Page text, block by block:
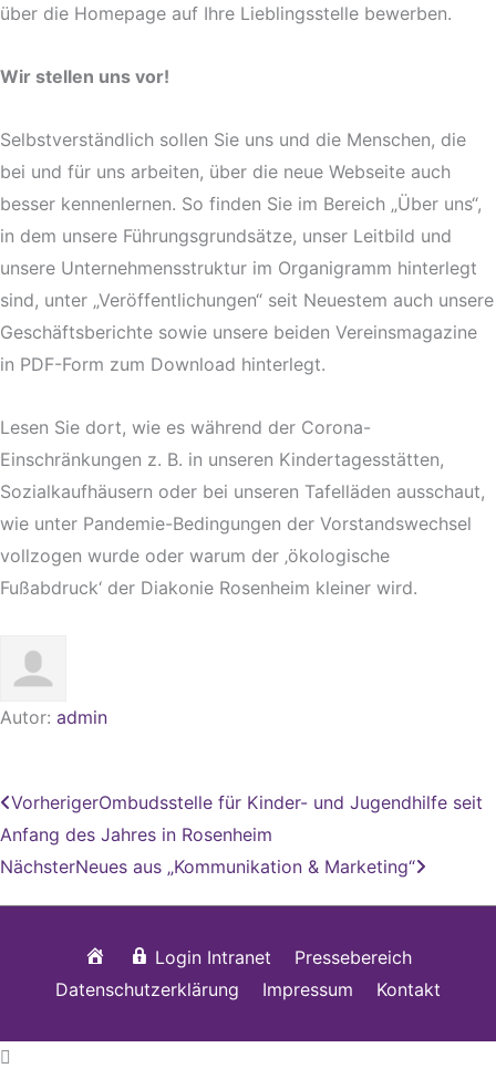
über die Homepage auf Ihre Lieblingsstelle bewerben.
Wir stellen uns vor!
Selbstverständlich sollen Sie uns und die Menschen, die
bei und für uns arbeiten, über die neue Webseite auch
besser kennenlernen. So finden Sie im Bereich „Über uns“,
in dem unsere Führungsgrundsätze, unser Leitbild und
unsere Unternehmensstruktur im Organigramm hinterlegt
sind, unter „Veröffentlichungen“ seit Neuestem auch unsere
Geschäftsberichte sowie unsere beiden Vereinsmagazine
in PDF-Form zum Download hinterlegt.
Lesen Sie dort, wie es während der Corona-
Einschränkungen z. B. in unseren Kindertagesstätten,
Sozialkaufhäusern oder bei unseren Tafelläden ausschaut,
wie unter Pandemie-Bedingungen der Vorstandswechsel
vollzogen wurde oder warum der ‚ökologische
Fußabdruck‘ der Diakonie Rosenheim kleiner wird.
Autor: admin
Zurück
VorherigerOmbudsstelle für Kinder- und Jugendhilfe seit
Anfang des Jahres in Rosenheim
NächsterNeues aus „Kommunikation & Marketing“
StartseiteLogin Intranet
Pressebereich
Datenschutzerklärung
Impressum Kontakt